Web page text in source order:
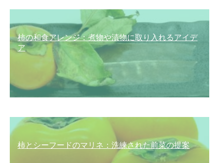
柿の和食アレンジ：煮物や漬物に取り入れるアイデ
ア
柿とシーフードのマリネ：洗練された前菜の提案